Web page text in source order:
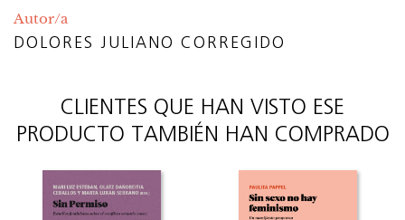
Autor/a
DOLORES JULIANO CORREGIDO
CLIENTES QUE HAN VISTO ESE
PRODUCTO TAMBIÉN HAN COMPRADO